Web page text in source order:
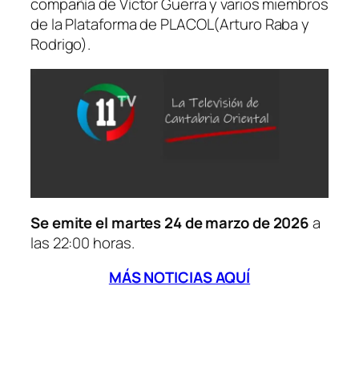
de laPlataforma de PLACOL(Arturo Raba y
Rodrigo).
Se emite el martes 24 de marzo de 2026a
las 22:00 horas.
MÁS NOTICIAS AQUÍ